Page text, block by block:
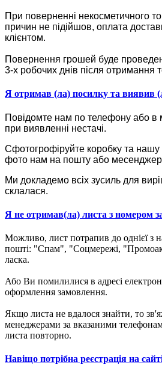
При поверненні некосметичного
причин не підійшов, оплата
клієнтом.
Повернення грошей буде
3-х робочих днів після отримання
Я отримав (ла) посилку та виявив
Повідомте нам по телефону або в
при виявленні нестачі.
Сфотогрофіруйте коробку та нашу
фото нам на пошту або
Ми докладемо всіх зусиль для
склалася.
Я не отримав(ла) листа з номером
Можливо, лист потрапив до однієї з
пошті: "Спам", "Соцмережі,
ласка.
Або Ви помилилися в адресі
оформлення замовлення.
Якщо листа не вдалося знайти, то
менеджерами за вказаними
листа повторно.
Навіщо потрібна реєстрація на